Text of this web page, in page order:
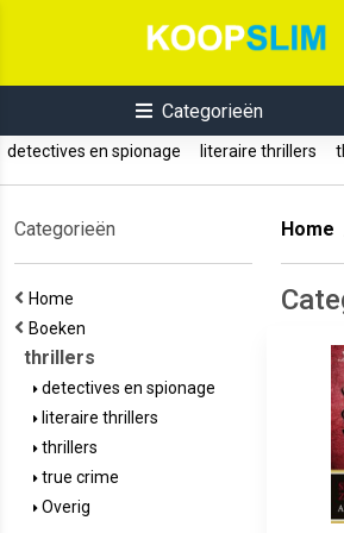
Categorieën
detectives en spionage literaire thrillers
Categorieën
Home
Boeken
thrillers
detectives en spionage
literaire thrillers
thrillers
true crime
Overig
Home